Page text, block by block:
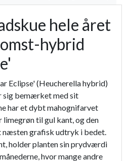
hele året
hybrid
Eclipse' (Heucherella hybrid)
sig bemærket med sit
har et dybt mahognifarvet
til gul kant, og den
næsten grafisk udtryk i bedet.
holder planten sin prydværdi
hvor mange andre